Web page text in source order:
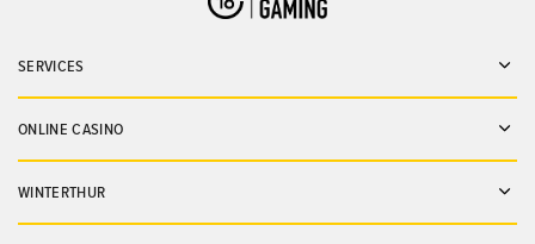
SERVICES
ONLINE CASINO
WINTERTHUR